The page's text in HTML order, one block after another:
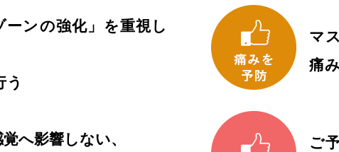
ーンの強化」を重視し
う
へ影響しない、
マ
痛
ご